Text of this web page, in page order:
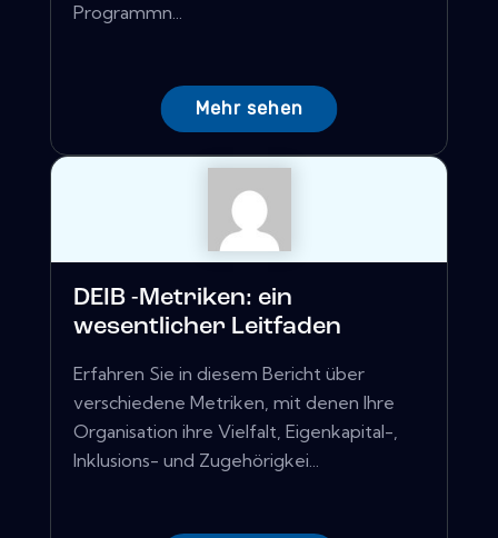
Programmn...
Mehr sehen
DEIB -Metriken: ein
wesentlicher Leitfaden
Erfahren Sie in diesem Bericht über
verschiedene Metriken, mit denen Ihre
Organisation ihre Vielfalt, Eigenkapital-,
Inklusions- und Zugehörigkei...